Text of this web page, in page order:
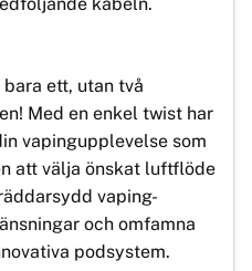
ett, utan två
Med en enkel twist har
vapingupplevelse som
att välja önskat luftflöde
vaping-
och omfamna
podsystem.